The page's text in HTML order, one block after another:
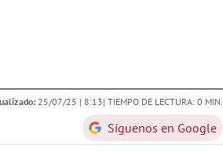
25/07/25 | 8:13| TIEMPO DE LECTURA: 0 MIN.
Síguenos en Google